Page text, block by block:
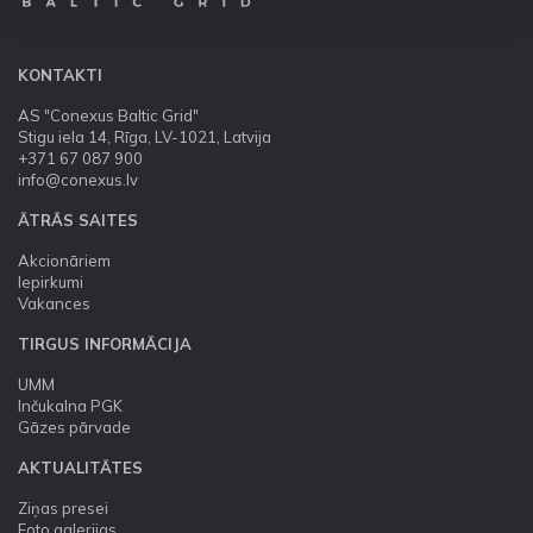
KONTAKTI
AS "Conexus Baltic Grid"
Stigu iela 14, Rīga, LV-1021, Latvija
+371 67 087 900
info@conexus.lv
ĀTRĀS SAITES
Akcionāriem
Iepirkumi
Vakances
TIRGUS INFORMĀCIJA
UMM
Inčukalna PGK
Gāzes pārvade
AKTUALITĀTES
Ziņas presei